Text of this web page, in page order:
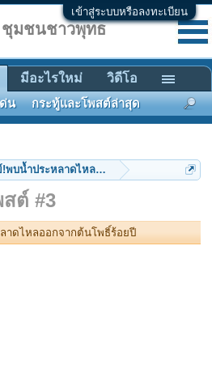
เข้าสู่ระบบหรือลงทะเบียน
!พบน้ำประหลาดไหลออกจากต้นโพธิ์ร้อยปี
ต์ #3
าดไหลออกจากต้นโพธิ์ร้อยปี
ชุมชนชาวพุทธ
ด่น กระทู้และโพสต์ล่าสุด
มีอะไรใหม่ วิดีโอ